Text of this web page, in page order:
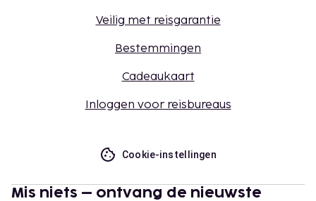
Veilig met reisgarantie
Bestemmingen
Cadeaukaart
Inloggen voor reisbureaus
Cookie-instellingen
Mis niets – ontvang de nieuwste